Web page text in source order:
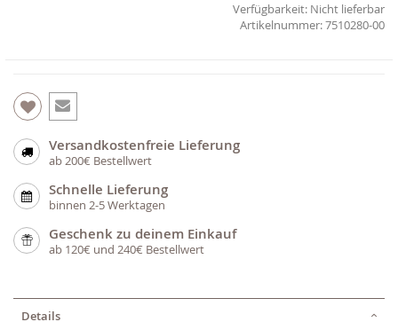
Verfügbarkeit: Nicht lieferbar
7510280-00
Versandkostenfreie Lieferung
ab 200€ Bestellwert
Schnelle Lieferung
binnen 2-5 Werktagen
Geschenk zu deinem Einkauf
ab 120€ und 240€ Bestellwert
Details